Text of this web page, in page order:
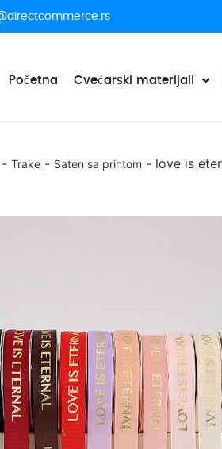
Početna Cvećarski materijali
- Trake - Saten sa printom - love is